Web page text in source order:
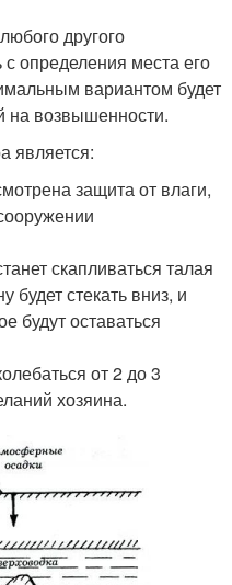
другого
определения места его
вариантом будет
на возвышенности.
является:
защита от влаги,
скапливаться талая
будет стекать вниз, и
будут оставаться
от 2 до 3
хозяина.